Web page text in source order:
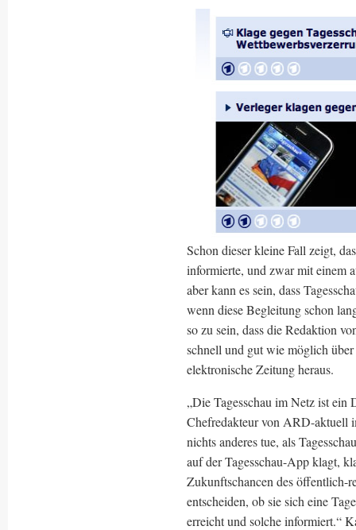
Schon dieser kleine Fall zeigt,
informierte, und zwar mit
aber kann es sein, dass
wenn diese Begleitung schon
so zu sein, dass die Redaktion
schnell und gut wie möglich
elektronische Zeitung heraus.
„Die Tagesschau im Netz ist
Chefredakteur von ARD-aktuell
nichts anderes tue, als
auf der Tagesschau-App klagt,
Zukunftschancen des öffentlich-
entscheiden, ob sie sich eine
erreicht und solche informiert.“